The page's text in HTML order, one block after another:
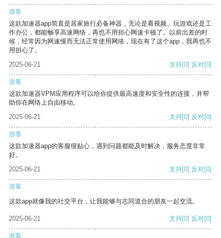
游客
这款加速器app简直是居家旅行必备神器，无论是看视频、玩游戏还是工
作办公，都能畅享高速网络，再也不用担心网速卡顿了。以前出差的时
候，经常因为网速慢而无法正常使用网络，现在有了这个app，我再也不
用担心了。
2025-06-21
支持[0] 反对[0]
游客
这款加速器VPM应用程序可以给你提供最高速度和安全性的连接，并帮
助你在网络上自由移动。
2025-06-21
支持[0] 反对[0]
游客
这款加速器app的客服很贴心，遇到问题都能及时解决，服务态度非常
好。
2025-06-21
支持[0] 反对[0]
游客
这款app就像我的社交平台，让我能够与志同道合的朋友一起交流。
2025-06-21 支持[0] 反对[0]
游客